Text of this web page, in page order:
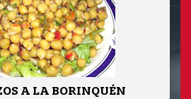
A LA BORINQUÉN